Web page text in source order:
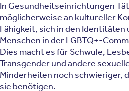
In Gesundheitseinrichtungen
möglicherweise an kultureller
Fähigkeit, sich in den
Menschen in der LGBTQ+-
Dies macht es für Schwule,
Transgender und andere
Minderheiten noch schwieriger,
sie benötigen.